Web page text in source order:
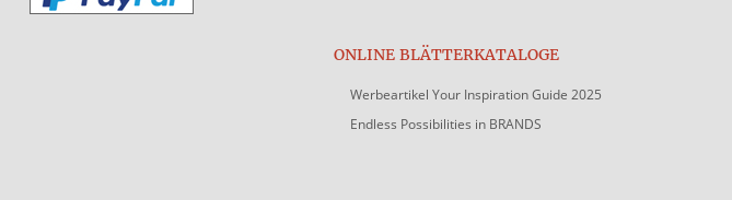
ONLINE BLÄTTERKATALOGE
Werbeartikel Your Inspiration Guide 2025
Endless Possibilities in BRANDS